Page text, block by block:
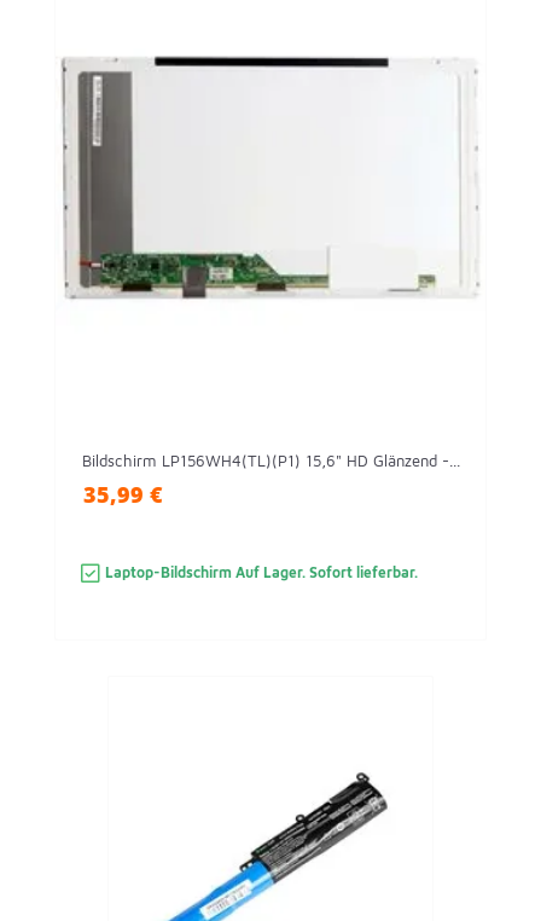
Bildschirm LP156WH4(TL)(P1) 15,6" HD Glänzend -...
35,99 €
Laptop-Bildschirm Auf Lager. Sofort lieferbar.